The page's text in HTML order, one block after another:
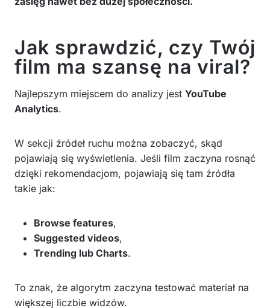
Jak sprawdzić, czy Twój
film ma szansę na viral?
Najlepszym miejscem do analizy jest YouTube
Analytics.
W sekcji źródeł ruchu można zobaczyć, skąd
pojawiają się wyświetlenia. Jeśli film zaczyna rosnąć
dzięki rekomendacjom, pojawiają się tam źródła
takie jak:
Browse features,
Suggested videos,
Trending lub Charts.
To znak, że algorytm zaczyna testować materiał na
większej liczbie widzów.